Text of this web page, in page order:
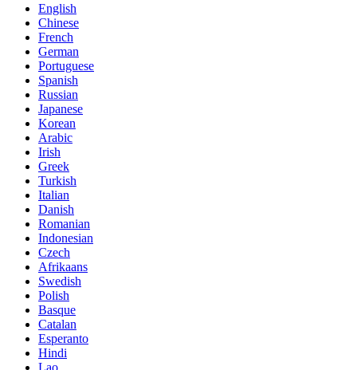
English
Chinese
French
German
Portuguese
Spanish
Russian
Japanese
Korean
Arabic
Irish
Greek
Turkish
Italian
Danish
Romanian
Indonesian
Czech
Afrikaans
Swedish
Polish
Basque
Catalan
Esperanto
Hindi
Lao